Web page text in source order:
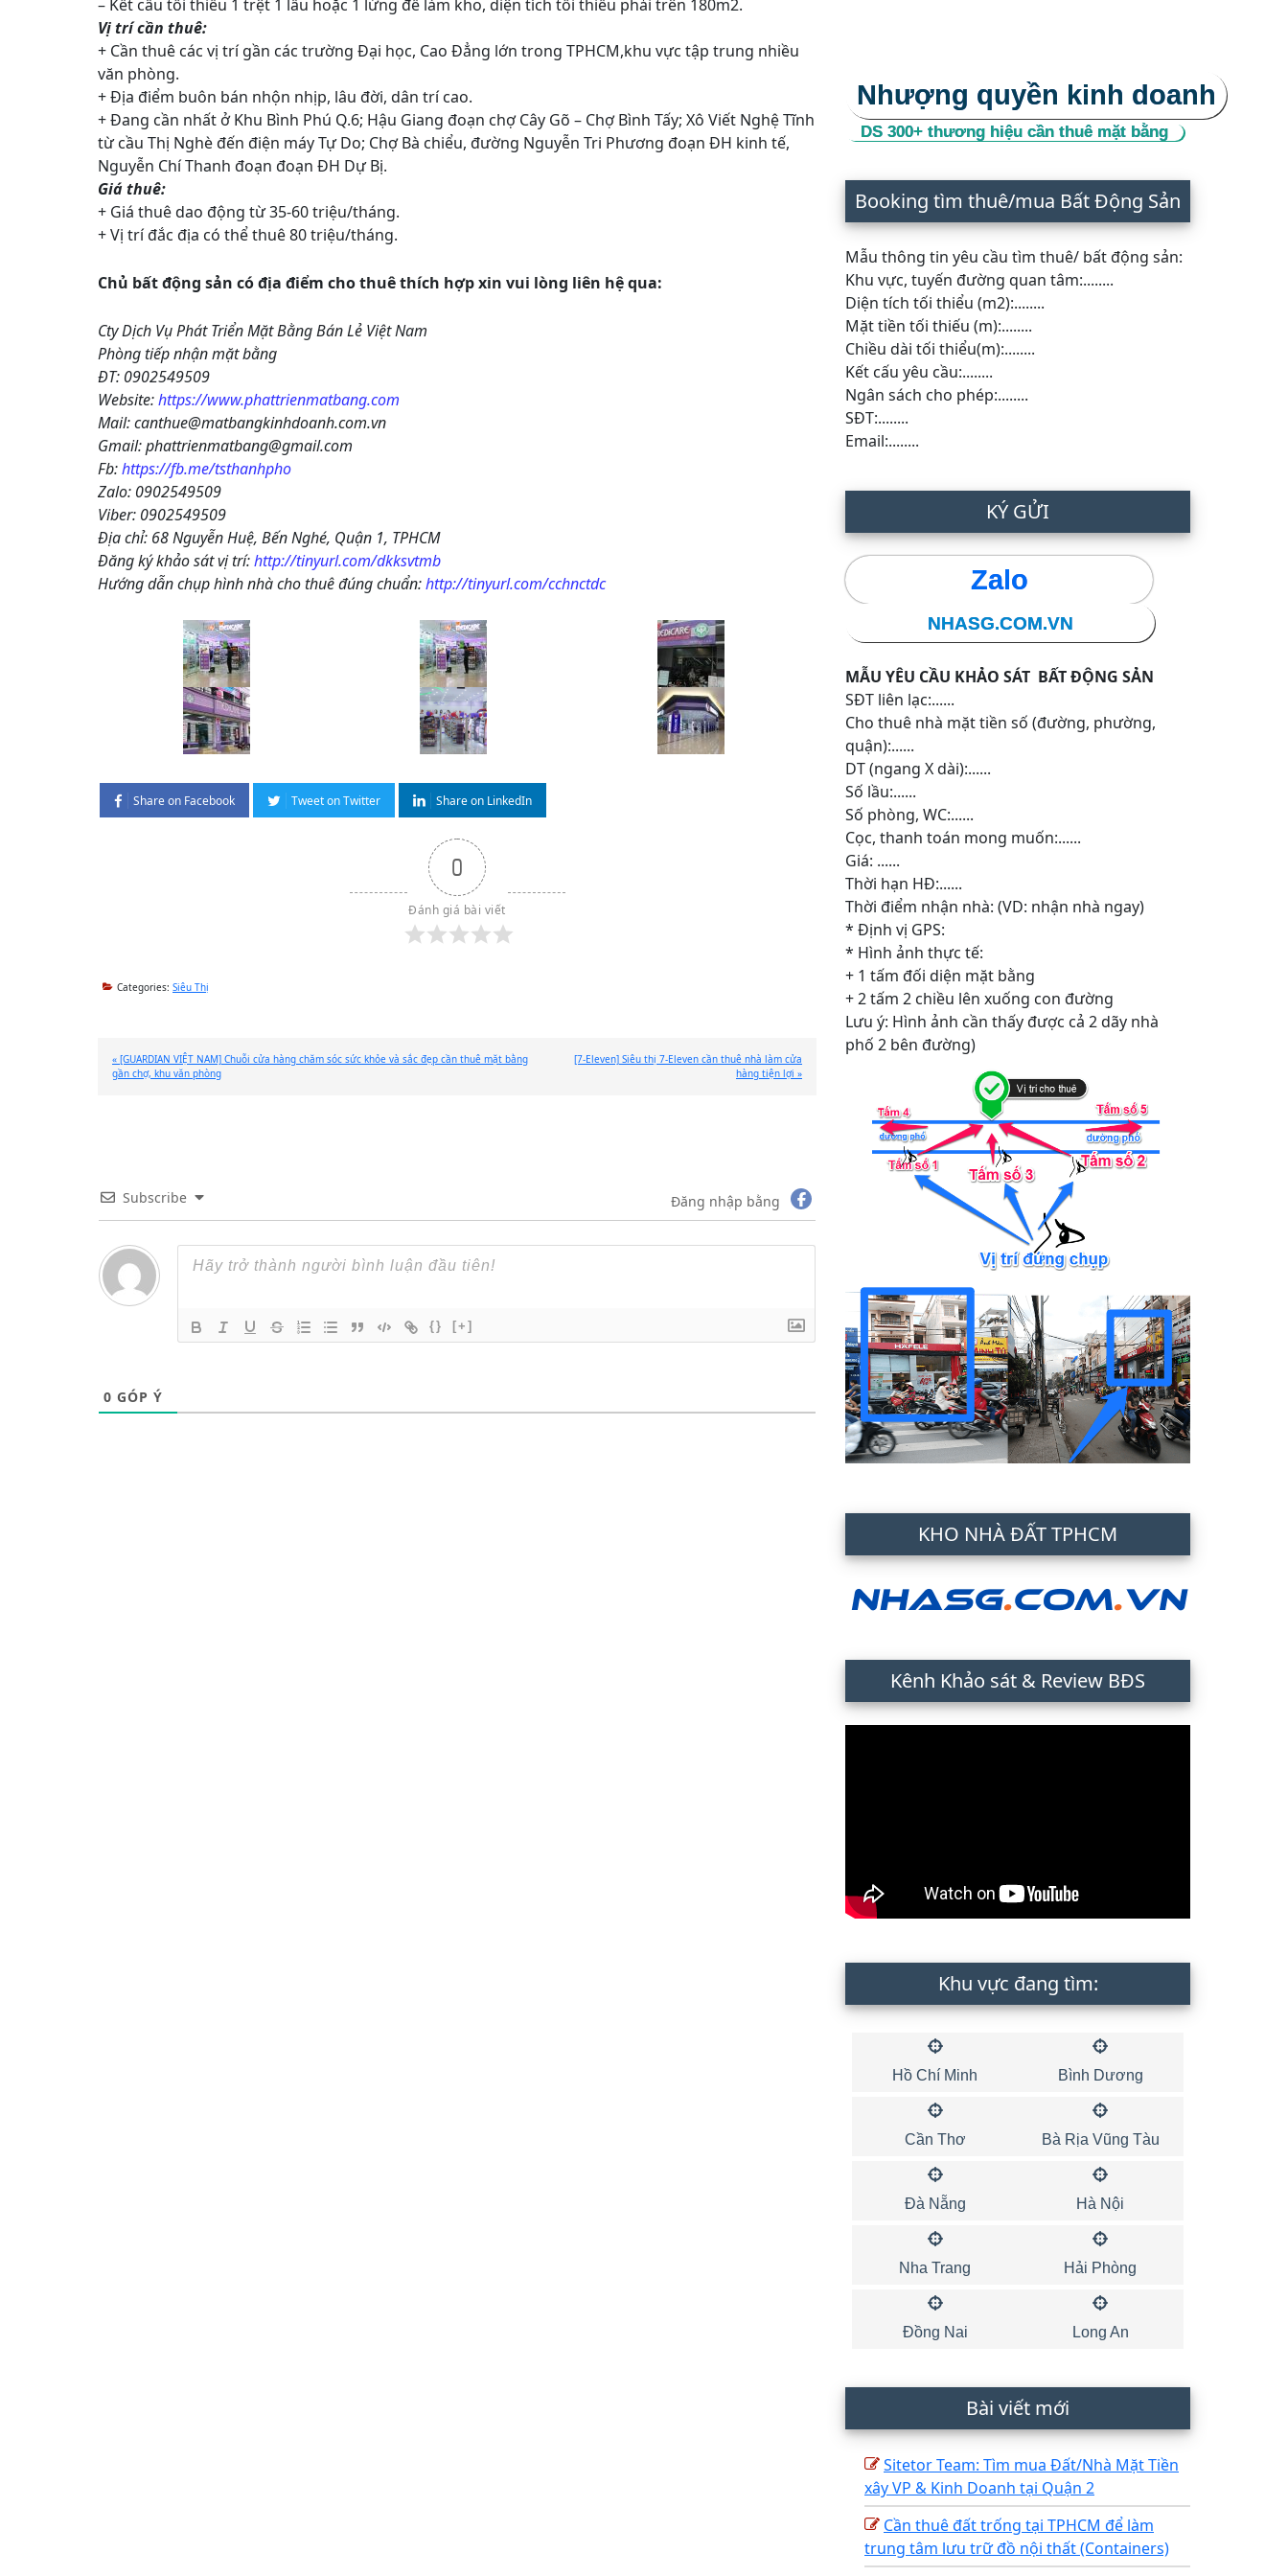
– Kết cấu tối thiểu 1 trệt 1 lầu hoặc 1 lửng để làm kho, diện tích tối thiểu phải trên 180m2.
Vị trí cần thuê:
+ Cần thuê các vị trí gần các trường Đại học, Cao Đẳng lớn trong TPHCM,khu vực tập trung nhiều
văn phòng.
+ Địa điểm buôn bán nhộn nhịp, lâu đời, dân trí cao.
+ Đang cần nhất ở Khu Bình Phú Q.6; Hậu Giang đoạn chợ Cây Gõ – Chợ Bình Tấy; Xô Viết Nghệ Tĩnh
từ cầu Thị Nghè đến điện máy Tự Do; Chợ Bà chiểu, đường Nguyễn Tri Phương đoạn ĐH kinh tế,
Nguyễn Chí Thanh đoạn đoạn ĐH Dự Bị.
Giá thuê:
+ Giá thuê dao động từ 35-60 triệu/tháng.
+ Vị trí đắc địa có thể thuê 80 triệu/tháng.
Chủ bất động sản có địa điểm cho thuê thích hợp xin vui lòng liên hệ qua:
Cty Dịch Vụ Phát Triển Mặt Bằng Bán Lẻ Việt Nam
Phòng tiếp nhận mặt bằng
ĐT: 0902549509
Website:https://www.phattrienmatbang.com
Mail: canthue@matbangkinhdoanh.com.vn
Gmail: phattrienmatbang@gmail.com
Fb:https://fb.me/tsthanhpho
Zalo: 0902549509
Viber: 0902549509
Địa chỉ: 68 Nguyễn Huệ, Bến Nghé, Quận 1, TPHCM
Đăng ký khảo sát vị trí:http://tinyurl.com/dkksvtmb
Hướng dẫn chụp hình nhà cho thuê đúng chuẩn:http://tinyurl.com/cchnctdc
Share on Facebook Tweet on Twitter Share on LinkedIn
0
Đánh giá bài viết
Categories: Siêu Thị
Previous
Post:
« [GUARDIAN VIỆT NAM] Chuỗi cửa hàng chăm sóc sức khỏe và sắc đẹp cần thuê mặt bằng
gần chợ, khu văn phòng
Next
[7-Eleven] Siêu thị 7-Eleven cần thuê nhà làm cửa
hàng tiện lợi »
Subscribe Đăng nhập bằng
{} [+]
0 GÓP Ý
Nhượng quyền kinh doanh
DS 300+ thương hiệu cần thuê mặt bằng
Booking tìm thuê/mua Bất Động Sản
Mẫu thông tin yêu cầu tìm thuê/ bất động sản:
Khu vực, tuyến đường quan tâm:........
Diện tích tối thiểu (m2):........
Mặt tiền tối thiếu (m):........
Chiều dài tối thiểu(m):........
Kết cấu yêu cầu:........
Ngân sách cho phép:........
SĐT:........
Email:........
KÝ GỬI
Zalo
NHASG.COM.VN
MẪU YÊU CẦU KHẢO SÁT BẤT ĐỘNG SẢN
SĐT liên lạc:......
Cho thuê nhà mặt tiền số (đường, phường,
quận):......
DT (ngang X dài):......
Số lầu:......
Số phòng, WC:......
Cọc, thanh toán mong muốn:......
Giá: ......
Thời hạn HĐ:......
Thời điểm nhận nhà: (VD: nhận nhà ngay)
* Định vị GPS:
* Hình ảnh thực tế:
+ 1 tấm đối diện mặt bằng
+ 2 tấm 2 chiều lên xuống con đường
Lưu ý: Hình ảnh cần thấy được cả 2 dãy nhà
phố 2 bên đường)
KHO NHÀ ĐẤT TPHCM
Kênh Khảo sát & Review BĐS
Khu vực đang tìm:
Hồ Chí Minh Bình Dương
Cần Thơ Bà Rịa Vũng Tàu
Đà Nẵng Hà Nội
Nha Trang Hải Phòng
Đồng Nai Long An
Bài viết mới
Sitetor Team: Tìm mua Đất/Nhà Mặt Tiền
xây VP & Kinh Doanh tại Quận 2
Cần thuê đất trống tại TPHCM để làm
trung tâm lưu trữ đồ nội thất (Containers)